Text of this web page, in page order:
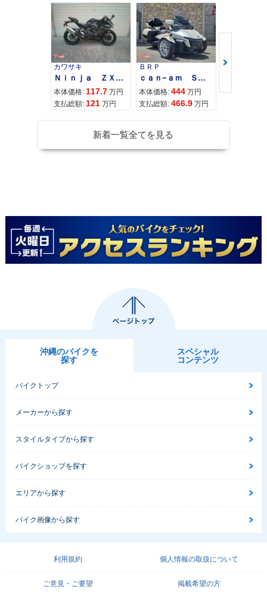
カワサキ
Ｎｉｎｊａ ＺＸ−４Ｒ ＳＥ
本体価格: 117.7 万円
支払総額: 121 万円
ＢＲＰ
ｃａｎ−ａｍ ＳＰＹＤＥＲ ＲＴ ＬＩＭＩＴＥＤ
本体価格: 444 万円
支払総額: 466.9 万円
スズキ
本体価格:
新着一覧全てを見る
沖縄のバイクを
探す
スペシャル
コンテンツ
バイクトップ
メーカーから探す
スタイルタイプから探す
バイクショップを探す
エリアから探す
バイク画像から探す
利用規約 個人情報の取扱について
ご意見・ご要望 掲載希望の方